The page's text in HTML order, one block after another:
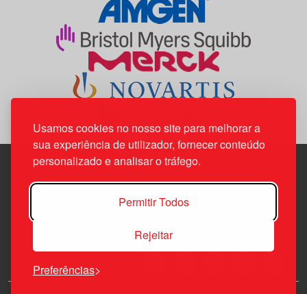
Usamos cookies no nosso site para melhorar a
sua experiência de utilizador, fornecer conteúdo
personalizado e analisar o tráfego.
Permitir Todos
Rejeitar
Preferências
Edif. Lisboa Oriente | Av. Infante D. Henrique, n.º 333H, esc.
1800-282 Lisboa | Portugal